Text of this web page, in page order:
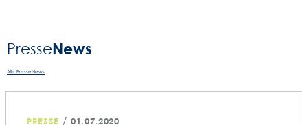
Presse­News
Alle PresseNews
PRESSE /01.07.2020